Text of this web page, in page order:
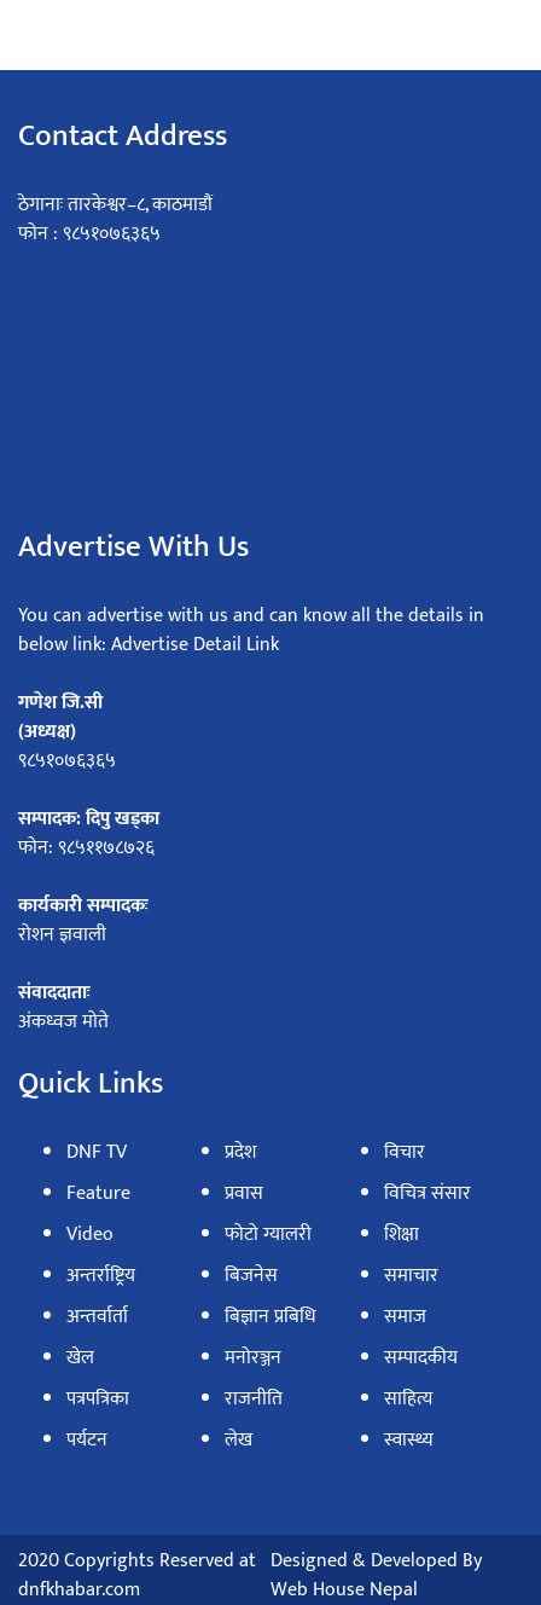
Contact Address
ठेगानाः तारकेश्वर–८, काठमाडौं
फोन : ९८५१०७६३६५
Advertise With Us
You can advertise with us and can know all the details in
below link: Advertise Detail Link
गणेश जि.सी
(अध्यक्ष)
९८५१०७६३६५
सम्पादक: दिपु खड्का
फोन: ९८५११७८७२६
कार्यकारी सम्पादकः
रोशन ज्ञवाली
संवाददाताः
अंकध्वज मोते
Quick Links
DNF TV
Feature
Video
अन्तर्राष्ट्रिय
अन्तर्वार्ता
खेल
पत्रपत्रिका
पर्यटन
प्रदेश
प्रवास
फोटो ग्यालरी
बिजनेस
बिज्ञान प्रबिधि
मनोरञ्जन
राजनीति
लेख
विचार
विचित्र संसार
शिक्षा
समाचार
समाज
सम्पादकीय
साहित्य
स्वास्थ्य
2020 Copyrights Reserved at
dnfkhabar.com
Designed & Developed By
Web House Nepal